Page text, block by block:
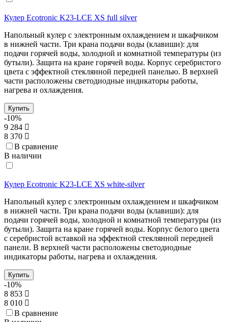
Кулер Ecotronic K23-LCE XS full silver
Напольный кулер с электронным охлаждением и шкафчиком
в нижней части. Три крана подачи воды (клавиши): для
подачи горячей воды, холодной и комнатной температуры (из
бутыли). Защита на кране горячей воды. Корпус серебристого
цвета с эффектной стеклянной передней панелью. В верхней
части расположены светодиодные индикаторы работы,
нагрева и охлаждения.
Купить
-10%
9 284
8 370
В сравнение
В наличии
Кулер Ecotronic K23-LCE XS white-silver
Напольный кулер с электронным охлаждением и шкафчиком
в нижней части. Три крана подачи воды (клавиши): для
подачи горячей воды, холодной и комнатной температуры (из
бутыли). Защита на кране горячей воды. Корпус белого цвета
с серебристой вставкой на эффектной стеклянной передней
панели. В верхней части расположены светодиодные
индикаторы работы, нагрева и охлаждения.
Купить
-10%
8 853
8 010
В сравнение